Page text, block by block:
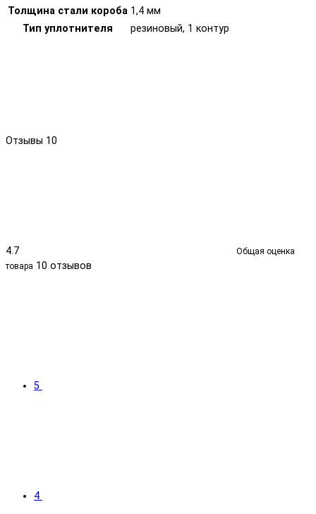
Толщина стали короба 1,4 мм
Тип уплотнителя
резиновый, 1 контур
Отзывы 10
4.7
Общая оценка
товара 10 отзывов
5
4